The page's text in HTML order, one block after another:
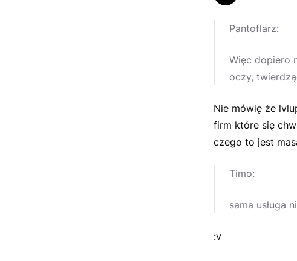
Pantoflarz:
Więc dopiero
oczy,
Nie mówię że
firm które się
czego to jest
Timo:
sama usługa
:v